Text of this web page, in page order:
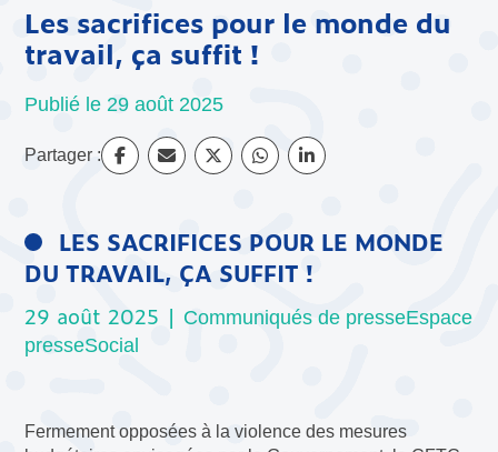
Les sacrifices pour le monde du
travail, ça suffit !
Publié le 29 août 2025
Partager :
LES SACRIFICES POUR LE MONDE
DU TRAVAIL, ÇA SUFFIT !
29 août 2025 | Communiqués de presseEspace
presseSocial
Fermement opposées à la violence des mesures